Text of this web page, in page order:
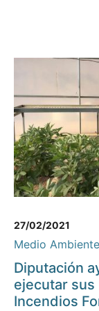
27/02/2021
Medio Ambiente
Diputación
ejecutar sus
Incendios